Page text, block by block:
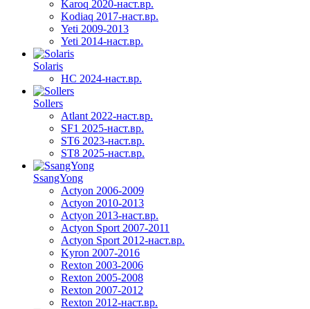
Karoq 2020-наст.вр.
Kodiaq 2017-наст.вр.
Yeti 2009-2013
Yeti 2014-наст.вр.
Solaris
HC 2024-наст.вр.
Sollers
Atlant 2022-наст.вр.
SF1 2025-наст.вр.
ST6 2023-наст.вр.
ST8 2025-наст.вр.
SsangYong
Actyon 2006-2009
Actyon 2010-2013
Actyon 2013-наст.вр.
Actyon Sport 2007-2011
Actyon Sport 2012-наст.вр.
Kyron 2007-2016
Rexton 2003-2006
Rexton 2005-2008
Rexton 2007-2012
Rexton 2012-наст.вр.